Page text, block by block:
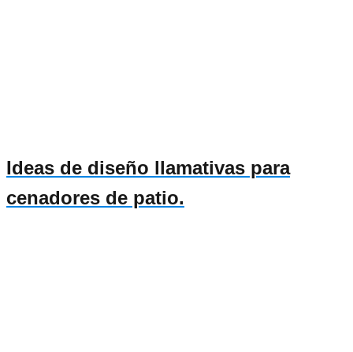
Ideas de diseño llamativas para
cenadores de patio.